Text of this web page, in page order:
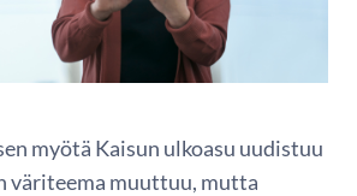
myötä Kaisun ulkoasu uudistuu
väriteema muuttuu, mutta